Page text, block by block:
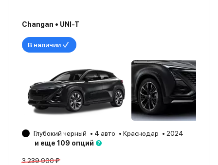
Changan • UNI-T
В наличии
Глубокий черный 4 авто Краснодар
2024
и еще 109 опций
3 239 900 ₽